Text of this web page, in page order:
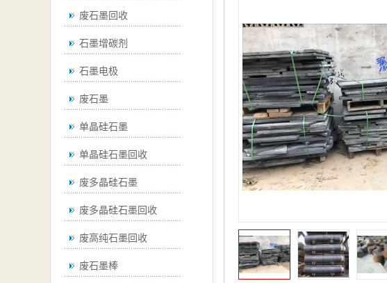
废石墨回收
石墨增碳剂
石墨电极
废石墨
单晶硅石墨
单晶硅石墨回收
废多晶硅石墨
废多晶硅石墨回收
废高纯石墨回收
废石墨棒